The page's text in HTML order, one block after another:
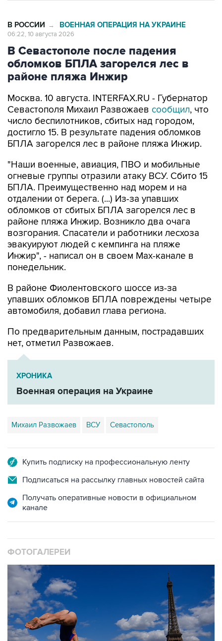
В РОССИИ → ВОЕННАЯ ОПЕРАЦИЯ НА УКРАИНЕ
06:22, 10 августа 2026
В Севастополе после падения
обломков БПЛА загорелся лес в
районе пляжа Инжир
Москва. 10 августа. INTERFAX.RU - Губернатор
Севастополя Михаил Развожаев сообщил, что
число беспилотников, сбитых над городом,
достигло 15. В результате падения обломков
БПЛА загорелся лес в районе пляжа Инжир.
"Наши военные, авиация, ПВО и мобильные
огневые группы отразили атаку ВСУ. Сбито 15
БПЛА. Преимущественно над морем и на
отдалении от берега. (...) Из-за упавших
обломков от сбитых БПЛА загорелся лес в
районе пляжа Инжир. Возникло два очага
возгорания. Спасатели и работники лесхоза
эвакуируют людей с кемпинга на пляже
Инжир", - написал он в своем Мах-канале в
понедельник.
В районе Фиолентовского шоссе из-за
упавших обломков БПЛА повреждены четыре
автомобиля, добавил глава региона.
По предварительным данным, пострадавших
нет, отметил Развожаев.
ХРОНИКА
Военная операция на Украине
Михаил Развожаев ВСУ Севастополь
Купить подписку на профессиональную ленту
Подписаться на рассылку главных новостей сайта
Получать оперативные новости в официальном
канале
ФОТОГАЛЕРЕИ